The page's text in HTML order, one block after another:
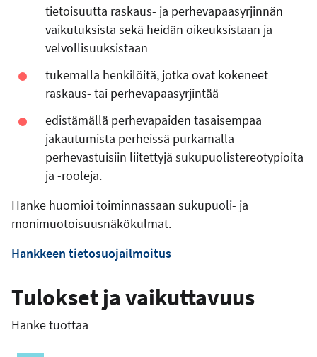
tietoisuutta raskaus- ja perhevapaasyrjinnän
vaikutuksista sekä heidän oikeuksistaan ja
velvollisuuksistaan
tukemalla henkilöitä, jotka ovat kokeneet
raskaus- tai perhevapaasyrjintää
edistämällä perhevapaiden tasaisempaa
jakautumista perheissä purkamalla
perhevastuisiin liitettyjä sukupuolistereotypioita
ja -rooleja.
Hanke huomioi toiminnassaan sukupuoli- ja
monimuotoisuusnäkökulmat.
Hankkeen tietosuojailmoitus
Tulokset ja vaikuttavuus
Hanke tuottaa